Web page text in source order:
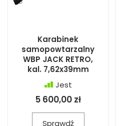
Karabinek
samopowtarzalny
WBP JACK RETRO,
kal. 7,62x39mm
Jest
5 600,00 zł
Sprawdź